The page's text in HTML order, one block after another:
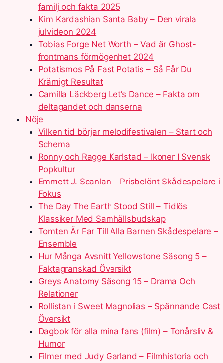
familj och fakta 2025
Kim Kardashian Santa Baby – Den virala
julvideon 2024
Tobias Forge Net Worth – Vad är Ghost-
frontmans förmögenhet 2024
Potatismos På Fast Potatis – Så Får Du
Krämigt Resultat
Camilla Läckberg Let’s Dance – Fakta om
deltagandet och danserna
Nöje
Vilken tid börjar melodifestivalen – Start och
Schema
Ronny och Ragge Karlstad – Ikoner I Svensk
Popkultur
Emmett J. Scanlan – Prisbelönt Skådespelare i
Fokus
The Day The Earth Stood Still – Tidlös
Klassiker Med Samhällsbudskap
Tomten Är Far Till Alla Barnen Skådespelare –
Ensemble
Hur Många Avsnitt Yellowstone Säsong 5 –
Faktagranskad Översikt
Greys Anatomy Säsong 15 – Drama Och
Relationer
Rollistan i Sweet Magnolias – Spännande Cast
Översikt
Dagbok för alla mina fans (film) – Tonårsliv &
Humor
Filmer med Judy Garland – Filmhistoria och